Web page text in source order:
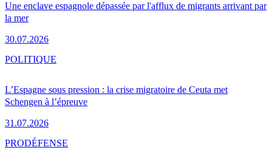
Une enclave espagnole dépassée par l'afflux de migrants arrivant par
la mer
30.07.2026
L’Espagne sous pression : la crise migratoire de Ceuta met
Schengen à l’épreuve
31.07.2026
POLITIQUE
PRODÉFENSE